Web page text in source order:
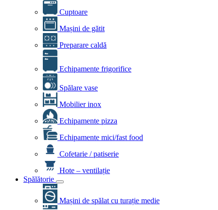
Cuptoare
Mașini de gătit
Preparare caldă
Echipamente frigorifice
Spălare vase
Mobilier inox
Echipamente pizza
Echipamente mici/fast food
Cofetarie / patiserie
Hote – ventilație
Spălătorie
Mașini de spălat cu turație medie